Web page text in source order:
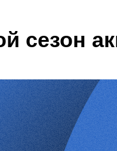
сезон